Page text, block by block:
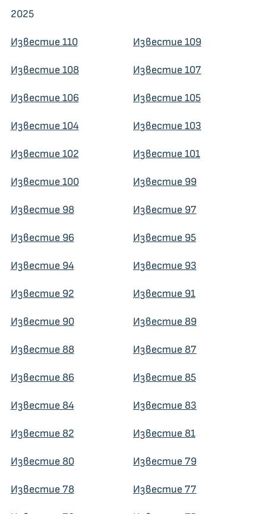
2025
Известие 110 Известие 109
Известие 108 Известие 107
Известие 106 Известие 105
Известие 104 Известие 103
Известие 102 Известие 101
Известие 100 Известие 99
Известие 98 Известие 97
Известие 96 Известие 95
Известие 94 Известие 93
Известие 92 Известие 91
Известие 90 Известие 89
Известие 88 Известие 87
Известие 86 Известие 85
Известие 84 Известие 83
Известие 82 Известие 81
Известие 80 Известие 79
Известие 78 Известие 77